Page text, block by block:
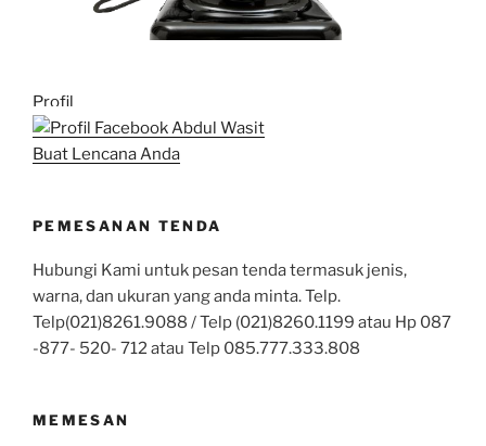
Profil
Buat Lencana Anda
PEMESANAN TENDA
Hubungi Kami untuk pesan tenda termasuk jenis,
warna, dan ukuran yang anda minta. Telp.
Telp(021)8261.9088 / Telp (021)8260.1199 atau Hp 087
-877- 520- 712 atau Telp 085.777.333.808
MEMESAN